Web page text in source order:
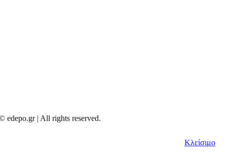
edepo.gr | All rights reserved.
Κλείσιμο